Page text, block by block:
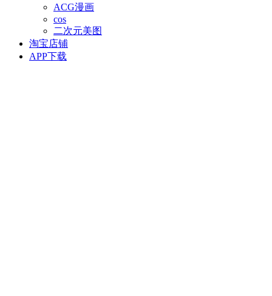
ACG漫画
cos
二次元美图
淘宝店铺
APP下载